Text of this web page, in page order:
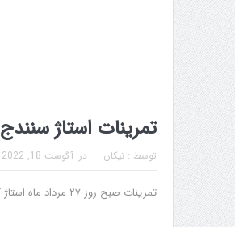
تمرینات استاژ سنندج
توسط :نیکان در:آگوست 18, 2022
تمرینات صبح روز ۲۷ مرداد ماه استاژ کرستان، سنندج